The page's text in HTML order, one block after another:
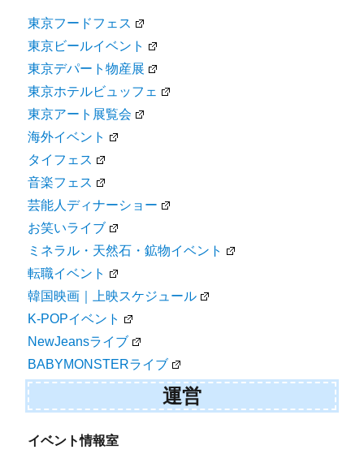
東京フードフェス
東京ビールイベント
東京デパート物産展
東京ホテルビュッフェ
東京アート展覧会
海外イベント
タイフェス
音楽フェス
芸能人ディナーショー
お笑いライブ
ミネラル・天然石・鉱物イベント
転職イベント
韓国映画｜上映スケジュール
K-POPイベント
NewJeansライブ
BABYMONSTERライブ
運営
イベント情報室